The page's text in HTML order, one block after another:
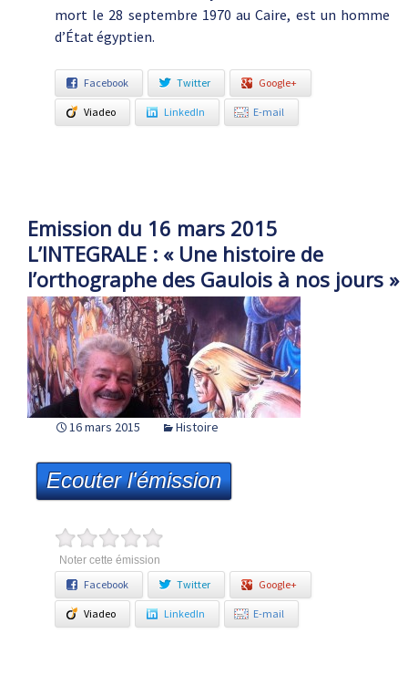
mort le 28 septembre 1970 au Caire, est un homme
d’État égyptien.
Facebook Twitter Google+
Viadeo LinkedIn E-mail
Emission du 16 mars 2015
L’INTEGRALE : « Une histoire de
l’orthographe des Gaulois à nos jours »
16 mars 2015 Histoire
Ecouter l'émission
Noter cette émission
Facebook Twitter Google+
Viadeo LinkedIn E-mail